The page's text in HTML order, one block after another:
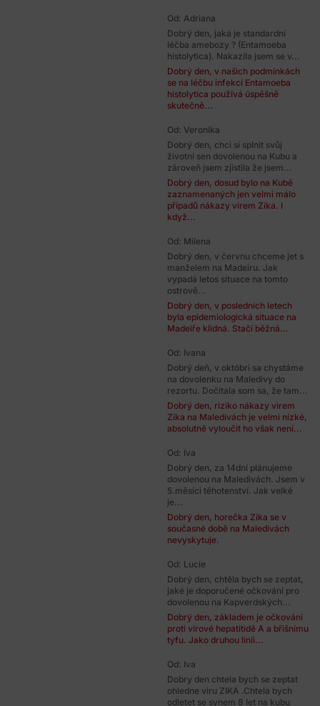
Od: Adriana
Dobrý den, jaká je standardní
léčba amebozy ? (Entamoeba
histolytica). Nakazila jsem se v...
Dobrý den, v našich podmínkách
se na léčbu infekcí Entamoeba
histolytica používá úspěšně
skutečně...
Od: Veronika
Dobrý den, chci si splnit svůj
životní sen dovolenou na Kubu a
zároveň jsem zjistila že jsem...
Dobrý den, dosud bylo na Kubě
zaznamenaných jen velmi málo
případů nákazy virem Zika. I
když...
Od: Milena
Dobrý den, v červnu chceme jet s
manželem na Madeiru. Jak
vypadá letos situace na tomto
ostrově...
Dobrý den, v posledních letech
byla epidemiologická situace na
Madeiře klidná. Stačí běžná...
Od: Ivana
Dobrý deň, v októbri sa chystáme
na dovolenku na Maledivy do
rezortu. Dočítala som sa, že tam...
Dobrý den, riziko nákazy virem
Zika na Maledivách je velmi nízké,
absolutně vyloučit ho však není...
Od: Iva
Dobrý den, za 14dní plánujeme
dovolenou na Maledivách. Jsem v
5.měsíci těhotenství. Jak velké
je...
Dobrý den, horečka Zika se v
současné době na Maledivách
nevyskytuje.
Od: Lucie
Dobrý den, chtěla bych se zeptat,
jaké je doporučené očkování pro
dovolenou na Kapverdských...
Dobrý den, základem je očkování
proti virové hepatitidě A a břišnímu
tyfu. Jako druhou linii...
Od: Iva
Dobry den chtela bych se zeptat
ohledne viru ZIKA .Chtela bych
odletet se synem 8 let na kubu